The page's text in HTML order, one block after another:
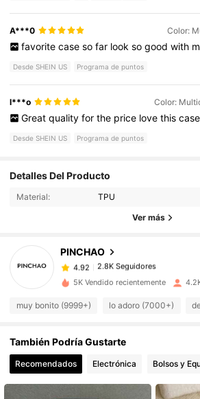
A***0 Color:
favorite case so far look so good with
Desde SHEIN US Programa de puntos
l***o Color:
Great quality for the price love this case
Desde SHEIN US Programa de puntos
Detalles Del Producto
Material: TPU
Ver más
PINCHAO
4.92 2.8K Seguidores
4.92
2.8K Seguidores
4.92 2.8K Seguidores
2.8K Seguidores
5K Vendido recientemente
muy bonito (9999+) lo adoro (7000+)
También Podría Gustarte
Recomendados Electrónica Bolsos y